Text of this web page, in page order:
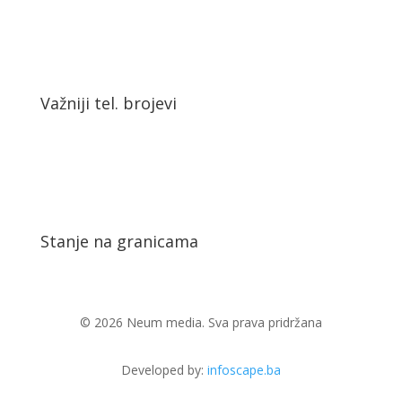
Važniji tel. brojevi
Stanje na granicama
© 2026 Neum media. Sva prava pridržana
Developed by: infoscape.ba